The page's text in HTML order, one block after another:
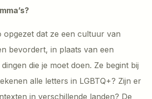
opgezet dat ze een cultuur van
bevordert, in plaats van een
die je moet doen. Ze begint bij
alle letters in LGBTQ+? Zijn er
in verschillende landen? De